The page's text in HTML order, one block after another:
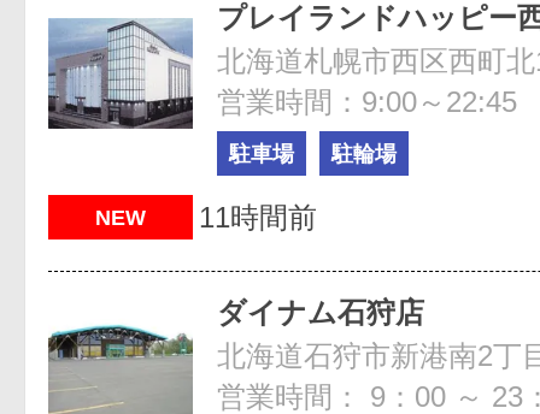
プレイランドハッピー
営業時間：9:00～22:45
駐車場 駐輪場
NEW 11時間前
ダイナム石狩店
北海道石狩市新港南2丁
営業時間： 9：00 ～ 23